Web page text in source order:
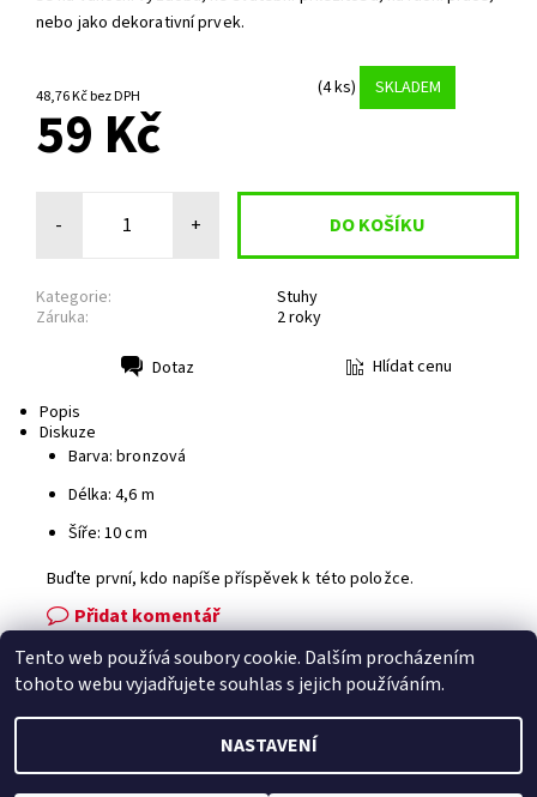
nebo jako dekorativní prvek.
48,76 Kč bez DPH (4 ks) SKLADEM
59 Kč
- +
Kategorie:
Stuhy
Záruka:
2 roky
Dotaz
Hlídat cenu
Popis
Diskuze
Barva: bronzová
Délka: 4,6 m
Šíře: 10 cm
Buďte první, kdo napíše příspěvek k této položce.
Přidat komentář
Facebook | Heureka.cz | Zboží.cz
2026 © Zahradní technika VOLEJNÍK, všechna práva vyhrazena
Tento web používá soubory cookie. Dalším procházením
tohoto webu vyjadřujete souhlas s jejich používáním.
NASTAVENÍ